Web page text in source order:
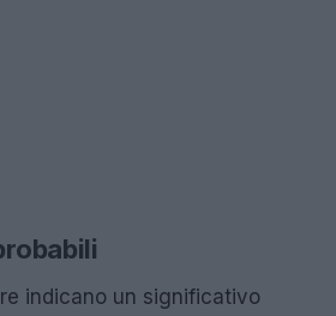
indicano un significativo